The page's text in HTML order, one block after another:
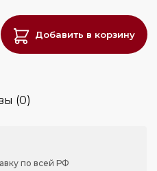
Добавить в корзину
(0)
по всей РФ